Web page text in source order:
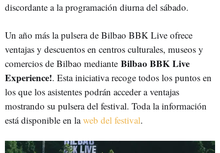
discordante a la programación diurna del sábado.
Un año más la pulsera de Bilbao BBK Live ofrece
ventajas y descuentos en centros culturales, museos y
comercios de Bilbao mediante Bilbao BBK Live
Experience!. Esta iniciativa recoge todos los puntos en
los que los asistentes podrán acceder a ventajas
mostrando su pulsera del festival. Toda la información
está disponible en laweb del festival.